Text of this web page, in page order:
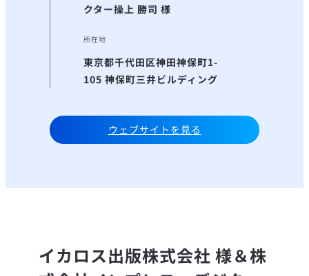
クター操上 勝司 様
所在地
東京都千代田区神田神保町1-
105 神保町三井ビルディング
ウェブサイトを見る
イカロス出版株式会社 様＆株